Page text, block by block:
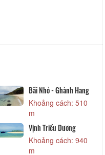
Bãi Nhỏ - Ghành Hang
Khoảng cách: 510
m
Vịnh Triều Dương
Khoảng cách: 940
m